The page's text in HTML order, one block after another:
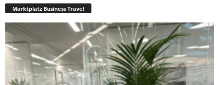
Marktplatz Business Travel